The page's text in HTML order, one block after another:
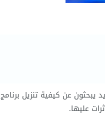
يبحثون عن كيفية تنزيل برنامج
عليها.